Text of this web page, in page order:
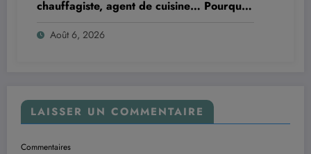
chauffagiste, agent de cuisine… Pourquoi
Août 6, 2026
LAISSER UN COMMENTAIRE
Commentaires